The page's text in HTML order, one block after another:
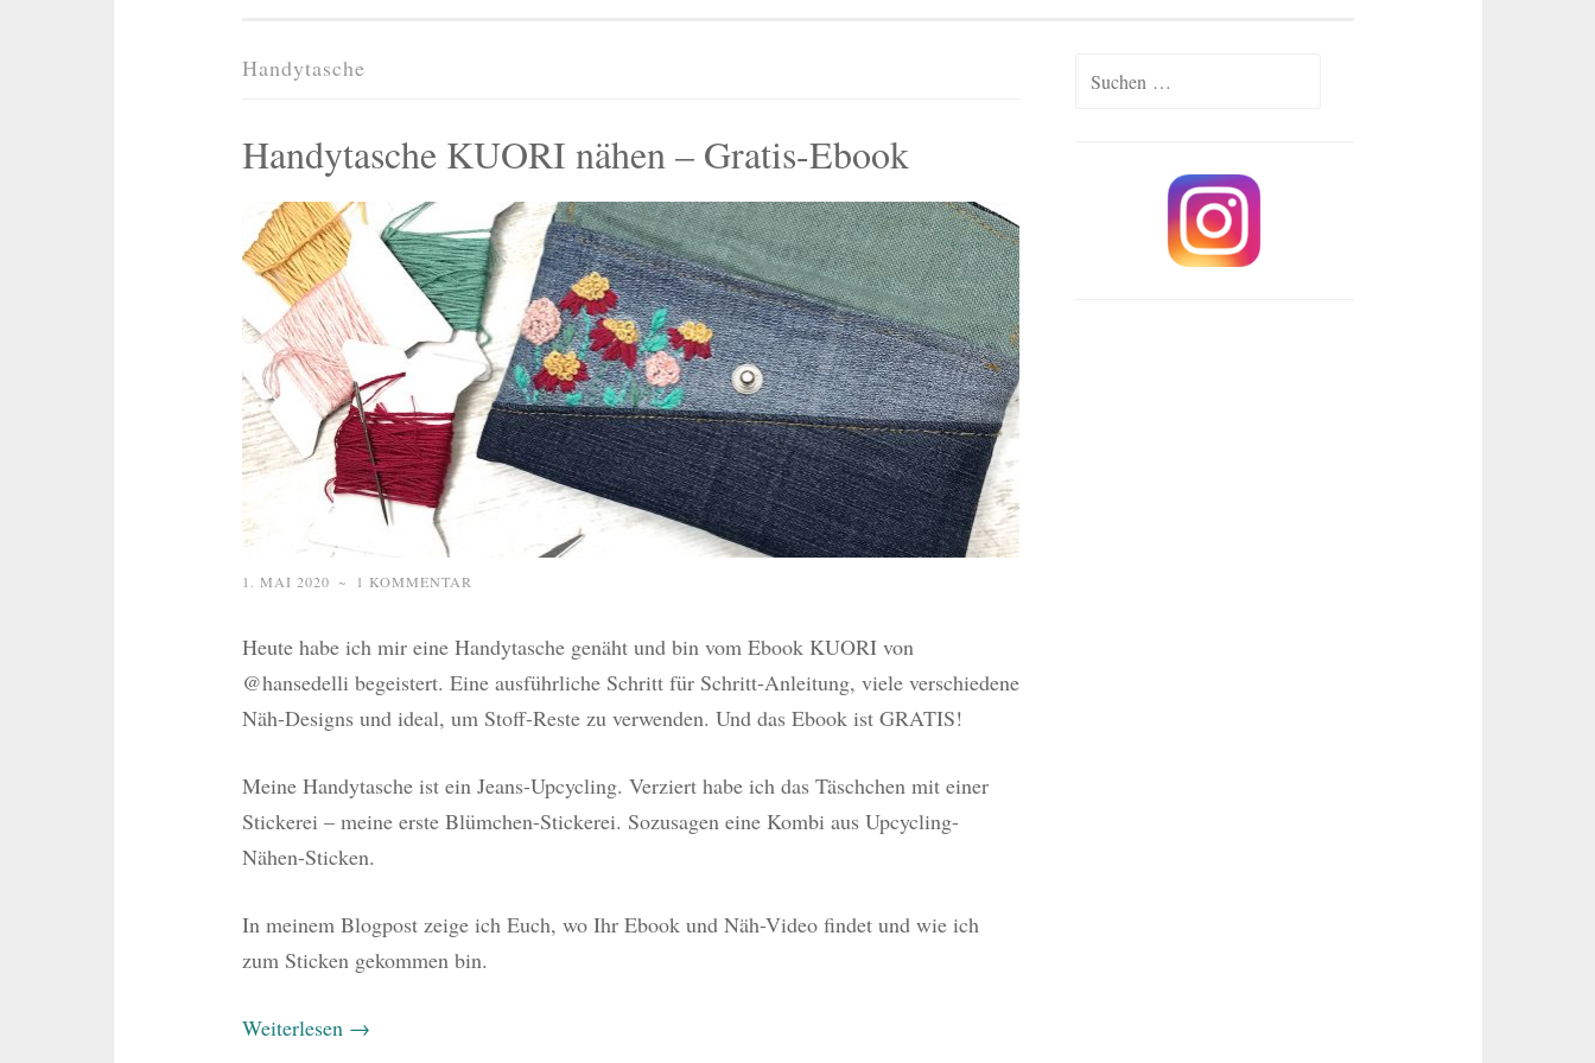
Handytasche
Handytasche KUORI nähen – Gratis-Ebook
1. MAI 2020 ~ 1 KOMMENTAR
Heute habe ich mir eine Handytasche genäht und bin vom Ebook KUORI von
@hansedelli begeistert. Eine ausführliche Schritt für Schritt-Anleitung, viele verschiedene
Näh-Designs und ideal, um Stoff-Reste zu verwenden. Und das Ebook ist GRATIS!
Meine Handytasche ist ein Jeans-Upcycling. Verziert habe ich das Täschchen mit einer
Stickerei – meine erste Blümchen-Stickerei. Sozusagen eine Kombi aus Upcycling-
Nähen-Sticken.
In meinem Blogpost zeige ich Euch, wo Ihr Ebook und Näh-Video findet und wie ich
zum Sticken gekommen bin.
Weiterlesen →
Suchen